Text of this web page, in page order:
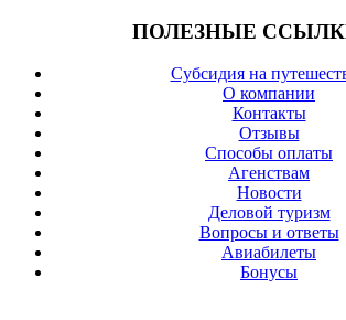
ПОЛЕЗНЫЕ
Субсидия на
О компании
Контакты
Отзывы
Cпособы оплаты
Агенствам
Новости
Деловой туризм
Вопросы и ответы
Авиабилеты
Бонусы